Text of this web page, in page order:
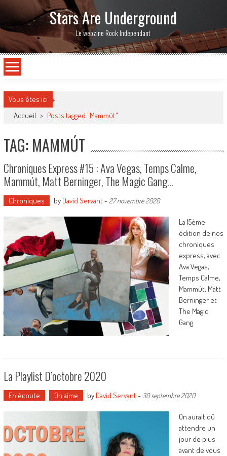
Stars Are Underground
Le webzine Rock Indépendant
Vous êtes ici
Accueil > Posts tagged "Mammút"
TAG: MAMMÚT
Chroniques Express #15 : Ava Vegas, Temps Calme,
Mammút, Matt Berninger, The Magic Gang…
Chroniques by David Servant- 27 novembre 2020
La 15ème
édition de nos
chroniques
express, avec
Ava Vegas,
Temps Calme,
Mammút, Matt
Berninger et
The Magic
Gang.
La Playlist D’octobre 2020
En écoute On aime by David Servant- 30 septembre 2020
On aurait dû
attendre un
jour de plus
avant de vous